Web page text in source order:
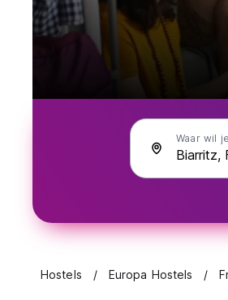
Waar wil
Hostels Europa Hostels